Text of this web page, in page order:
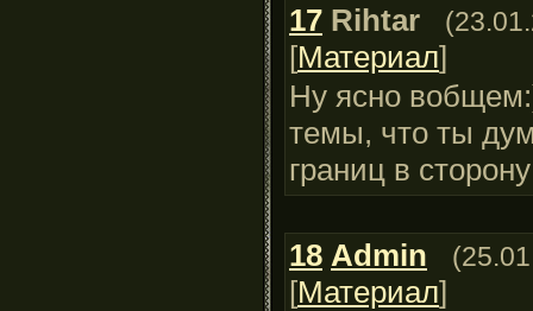
17 Rihtar
[Материал]
Ну ясно
темы, что ты
границ в
18 Admin
[Материал]